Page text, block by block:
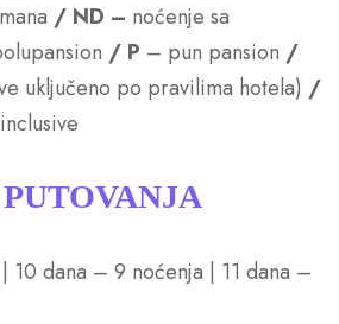
/ ND – noćenje sa
/ P – pun pansion /
uključeno po pravilima hotela) /
10 dana – 9 noćenja | 11 dana –